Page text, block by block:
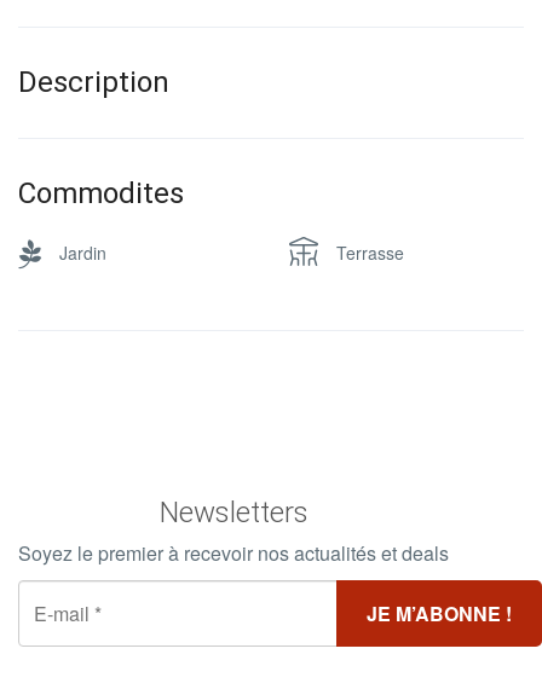
Description
Commodites
Jardin Terrasse
Newsletters
Soyez le premier à recevoir nos actualités et deals